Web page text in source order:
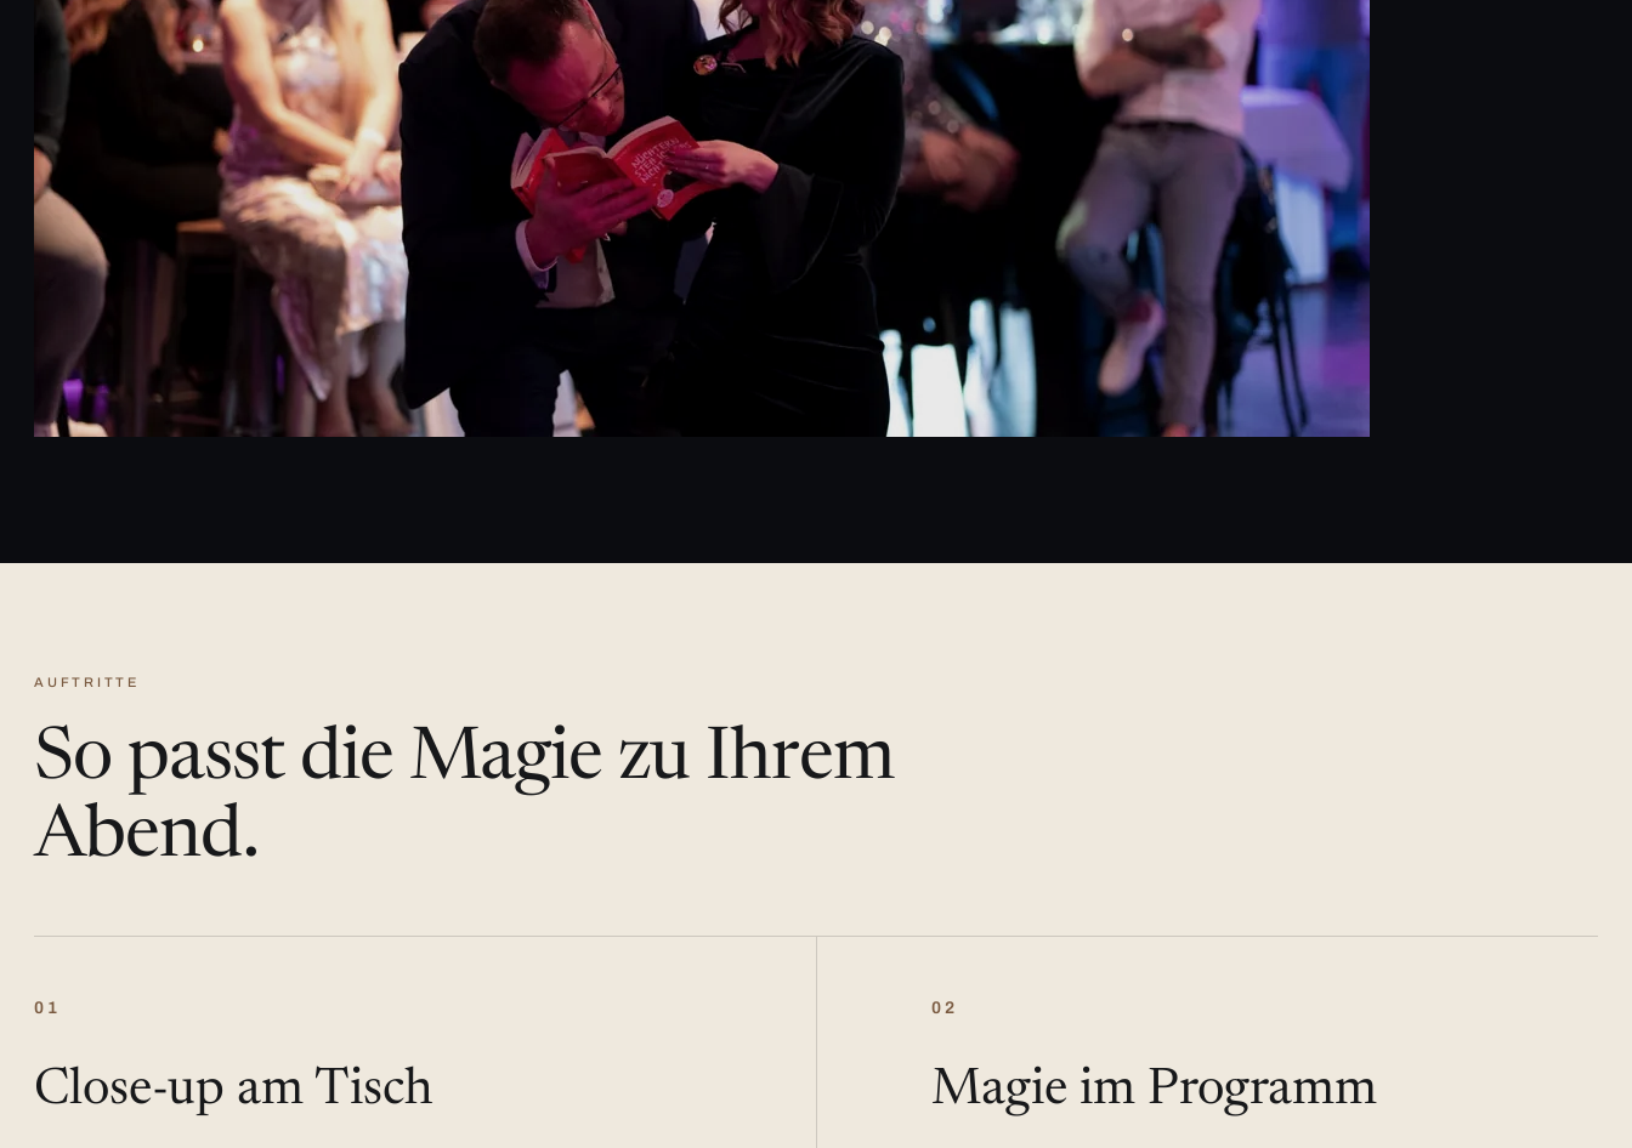
AUFTRITTE
So passt die Magie zu Ihrem
Abend.
01
Close-up am Tisch
02
Magie im Programm